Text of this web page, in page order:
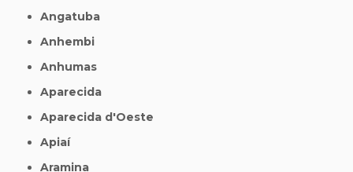
Angatuba
Anhembi
Anhumas
Aparecida
Aparecida d'Oeste
Apiaí
Aramina